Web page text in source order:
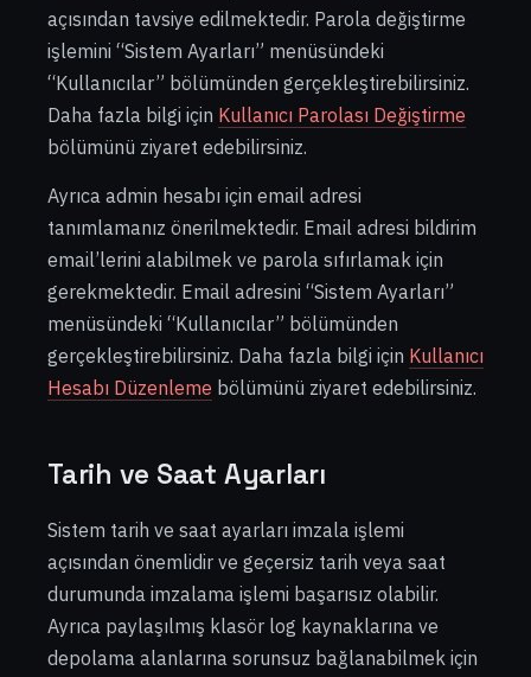
açısından tavsiye edilmektedir. Parola değiştirme
işlemini “Sistem Ayarları” menüsündeki
“Kullanıcılar” bölümünden gerçekleştirebilirsiniz.
Daha fazla bilgi için Kullanıcı Parolası Değiştirme
bölümünü ziyaret edebilirsiniz.
Ayrıca admin hesabı için email adresi
tanımlamanız önerilmektedir. Email adresi bildirim
email’lerini alabilmek ve parola sıfırlamak için
gerekmektedir. Email adresini “Sistem Ayarları”
menüsündeki “Kullanıcılar” bölümünden
gerçekleştirebilirsiniz. Daha fazla bilgi için Kullanıcı
Hesabı Düzenleme bölümünü ziyaret edebilirsiniz.
Tarih ve Saat Ayarları
Sistem tarih ve saat ayarları imzala işlemi
açısından önemlidir ve geçersiz tarih veya saat
durumunda imzalama işlemi başarısız olabilir.
Ayrıca paylaşılmış klasör log kaynaklarına ve
depolama alanlarına sorunsuz bağlanabilmek için